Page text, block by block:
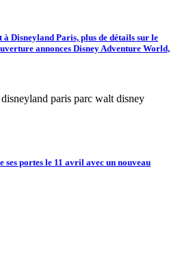
Disneyland Paris, plus de détails sur le
annonces Disney Adventure World,
portes le 11 avril avec un nouveau